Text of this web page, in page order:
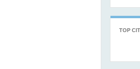
TOP